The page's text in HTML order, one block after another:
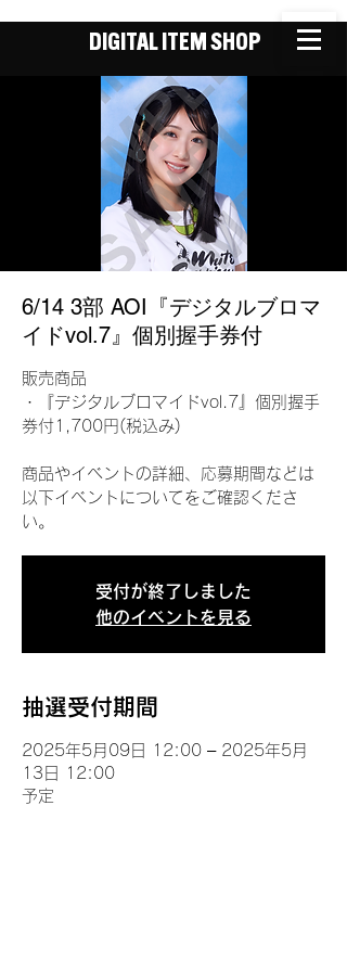
DIGITAL ITEM SHOP
6/14 3部 AOI『デジタルブロマ
イドvol.7』個別握手券付
販売商品
・『デジタルブロマイドvol.7』個別握手
券付1,700円(税込み)
商品やイベントの詳細、応募期間などは
以下イベントについてをご確認くださ
い。
受付が終了しました
他のイベントを見る
抽選受付期間
2025年5月09日 12:00 – 2025年5月
13日 12:00
予定